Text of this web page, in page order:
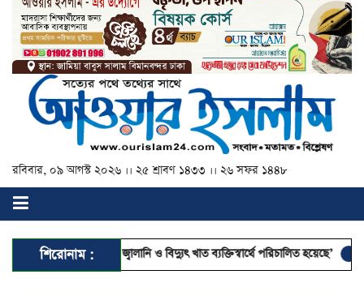
রবিবার, ০৯ আগস্ট ২০২৬ ।। ২৫ শ্রাবণ ১৪৩৩ ।। ২৬ সফর ১৪৪৮
শিরোনাম :
আমলে দেশের জ্বালানি ও বিদ্যুৎ খাত ব্যক্তিস্বার্থে পরিচালিত হয়েছে’ অলি